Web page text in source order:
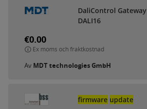
DaliControl Gateway
DALI16
€0.00
Ex moms och fraktkostnad
Av MDT technologies GmbH
firmware update